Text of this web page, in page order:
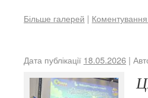
Більше галерей |
Дата публікації 18.05.2026 |